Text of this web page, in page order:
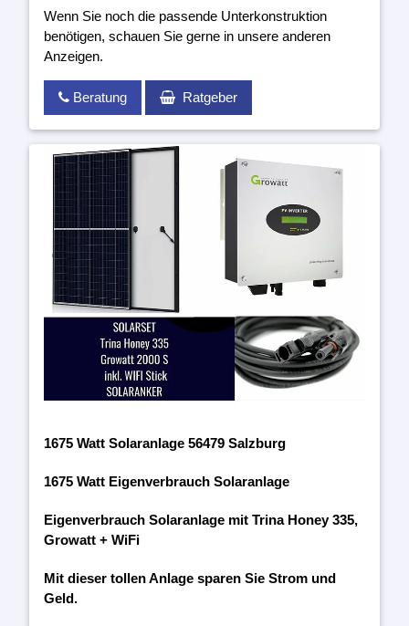
Wenn Sie noch die passende Unterkonstruktion
benötigen, schauen Sie gerne in unsere anderen
Anzeigen.
Beratung Ratgeber
1675 Watt Solaranlage 56479 Salzburg
1675 Watt Eigenverbrauch Solaranlage
Eigenverbrauch Solaranlage mit Trina Honey 335,
Growatt + WiFi
Mit dieser tollen Anlage sparen Sie Strom und
Geld.